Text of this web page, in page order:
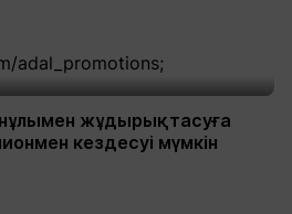
жұдырықтасуға
кездесуі мүмкін